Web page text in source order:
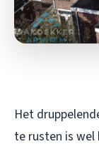
Het
te rusten is